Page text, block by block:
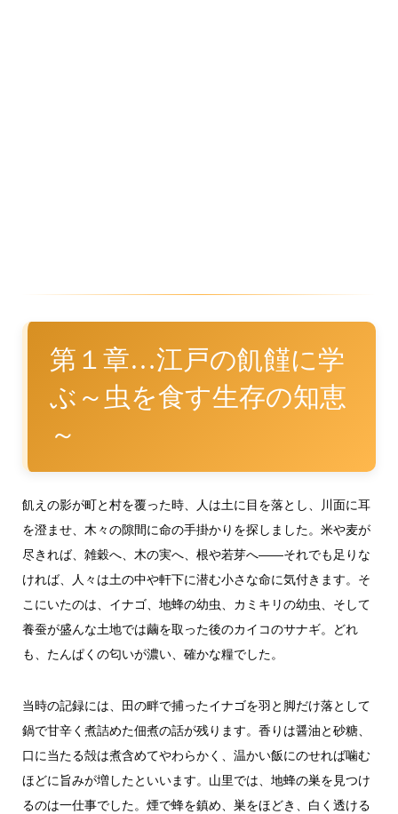
第１章…江戸の飢饉に学
ぶ～虫を食す生存の知恵
～
飢えの影が町と村を覆った時、人は土に目を落とし、川面に耳
を澄ませ、木々の隙間に命の手掛かりを探しました。米や麦が
尽きれば、雑穀へ、木の実へ、根や若芽へ――それでも足りな
ければ、人々は土の中や軒下に潜む小さな命に気付きます。そ
こにいたのは、イナゴ、地蜂の幼虫、カミキリの幼虫、そして
養蚕が盛んな土地では繭を取った後のカイコのサナギ。どれ
も、たんぱくの匂いが濃い、確かな糧でした。
当時の記録には、田の畔で捕ったイナゴを羽と脚だけ落として
鍋で甘辛く煮詰めた佃煮の話が残ります。香りは醤油と砂糖、
口に当たる殻は煮含めてやわらかく、温かい飯にのせれば噛む
ほどに旨みが増したといいます。山里では、地蜂の巣を見つけ
るのは一仕事でした。煙で蜂を鎮め、巣をほどき、白く透ける